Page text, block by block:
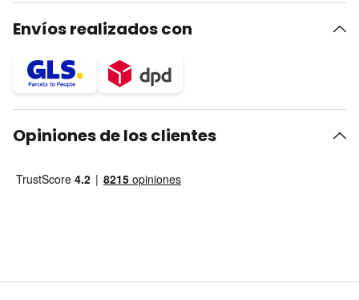
Envíos realizados con
Opiniones de los clientes